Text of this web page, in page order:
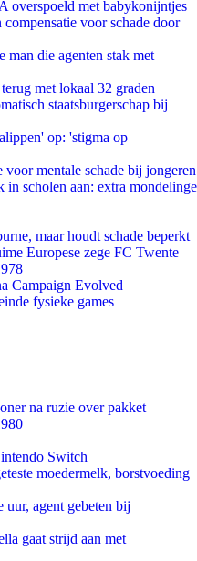
overspoeld met babykonijntjes
voor schade door
die agenten stak met
met lokaal 32 graden
staatsburgerschap bij
op: 'stigma op
mentale schade bij jongeren
scholen aan: extra mondelinge
maar houdt schade beperkt
Europese zege FC Twente
Campaign Evolved
fysieke games
na ruzie over pakket
Switch
moedermelk, borstvoeding
agent gebeten bij
gaat strijd aan met